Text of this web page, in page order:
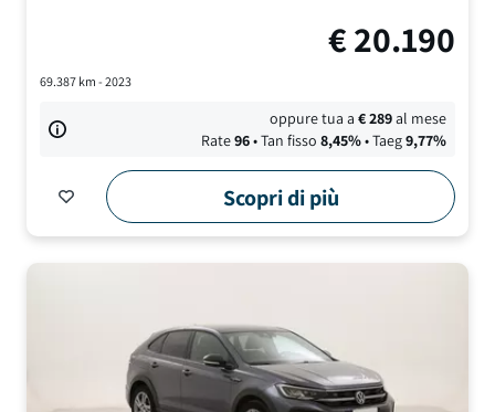
€20.190
69.387km - 2023
oppure tua a€289al mese
Rate96• Tan fisso 8,45%• Taeg9,77%
Scopri di più